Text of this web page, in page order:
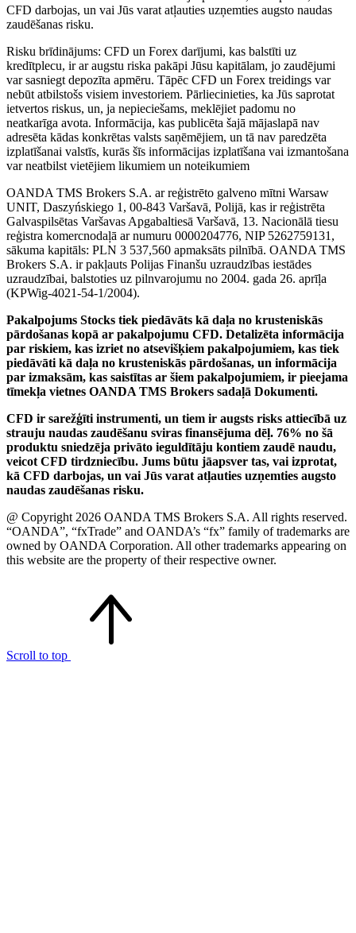
CFD darbojas, un vai Jūs varat atļauties uzņemties augsto naudas
zaudēšanas risku.
Risku brīdinājums: CFD un Forex darījumi, kas balstīti uz
kredītplecu, ir ar augstu riska pakāpi Jūsu kapitālam, jo zaudējumi
var sasniegt depozīta apmēru. Tāpēc CFD un Forex treidings var
nebūt atbilstošs visiem investoriem. Pārliecinieties, ka Jūs saprotat
ietvertos riskus, un, ja nepieciešams, meklējiet padomu no
neatkarīga avota. Informācija, kas publicēta šajā mājaslapā nav
adresēta kādas konkrētas valsts saņēmējiem, un tā nav paredzēta
izplatīšanai valstīs, kurās šīs informācijas izplatīšana vai izmantošana
var neatbilst vietējiem likumiem un noteikumiem
OANDA TMS Brokers S.A. ar reģistrēto galveno mītni Warsaw
UNIT, Daszyńskiego 1, 00-843 Varšavā, Polijā, kas ir reģistrēta
Galvaspilsētas Varšavas Apgabaltiesā Varšavā, 13. Nacionālā tiesu
reģistra komercnodaļā ar numuru 0000204776, NIP 5262759131,
sākuma kapitāls: PLN 3 537,560 apmaksāts pilnībā. OANDA TMS
Brokers S.A. ir pakļauts Polijas Finanšu uzraudzības iestādes
uzraudzībai, balstoties uz pilnvarojumu no 2004. gada 26. aprīļa
(KPWig-4021-54-1/2004).
Pakalpojums Stocks tiek piedāvāts kā daļa no krusteniskās
pārdošanas kopā ar pakalpojumu CFD. Detalizēta informācija
par riskiem, kas izriet no atsevišķiem pakalpojumiem, kas tiek
piedāvāti kā daļa no krusteniskās pārdošanas, un informācija
par izmaksām, kas saistītas ar šiem pakalpojumiem, ir pieejama
tīmekļa vietnes OANDA TMS Brokers sadaļā Dokumenti.
CFD ir sarežģīti instrumenti, un tiem ir augsts risks attiecībā uz
strauju naudas zaudēšanu sviras finansējuma dēļ. 76% no šā
produktu sniedzēja privāto ieguldītāju kontiem zaudē naudu,
veicot CFD tirdzniecību. Jums būtu jāapsver tas, vai izprotat,
kā CFD darbojas, un vai Jūs varat atļauties uzņemties augsto
naudas zaudēšanas risku.
@ Copyright 2026 OANDA TMS Brokers S.A. All rights reserved.
“OANDA”, “fxTrade” and OANDA’s “fx” family of trademarks are
owned by OANDA Corporation. All other trademarks appearing on
this website are the property of their respective owner.
Scroll to top